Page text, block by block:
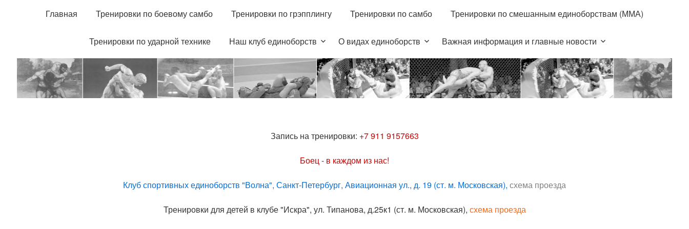
Главная Тренировки по боевому самбо Тренировки по грэпплингу Тренировки по самбо Тренировки по смешанным единоборствам (ММА)
Тренировки по ударной технике
Запись на тренировки: +7 911 9157663
Боец - в каждом из нас!
Клуб спортивных единоборств "Волна", Санкт-Петербург, Авиационная ул., д. 19 (ст. м. Московская), схема проезда
Тренировки для детей в клубе "Искра", ул. Типанова, д.25к1 (ст. м. Московская), схема проезда